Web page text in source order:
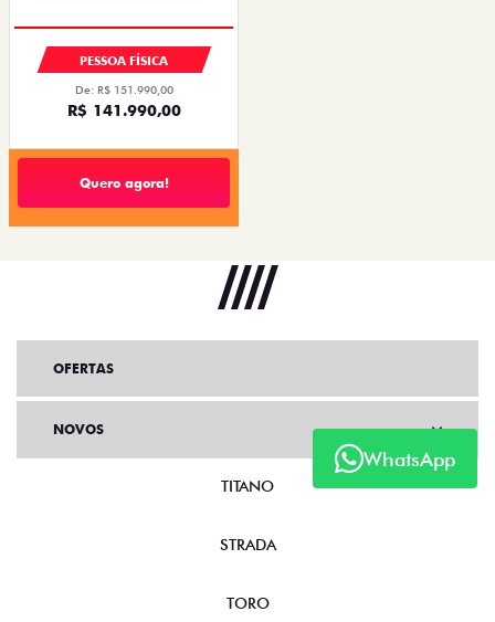
PESSOA FÍSICA
De: R$ 151.990,00
R$ 141.990,00
Quero agora!
WhatsApp
OFERTAS
NOVOS
TITANO
STRADA
TORO